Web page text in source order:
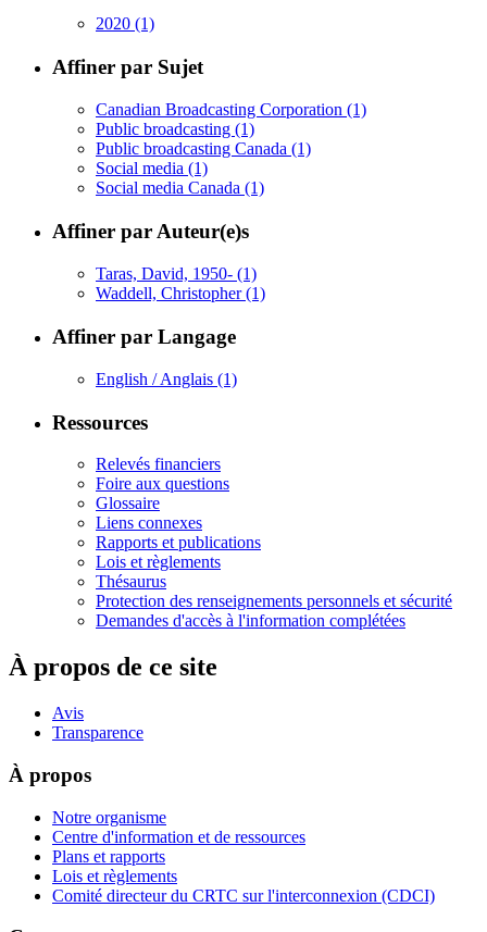
2020 (1)
Affiner par Sujet
Canadian Broadcasting Corporation (1)
Public broadcasting (1)
Public broadcasting Canada (1)
Social media (1)
Social media Canada (1)
Affiner par Auteur(e)s
Taras, David, 1950- (1)
Waddell, Christopher(1)
Affiner par Langage
English / Anglais (1)
Ressources
Relevés financiers
Foire aux questions
Glossaire
Liens connexes
Rapports et publications
Lois et règlements
Thésaurus
Protection des renseignements personnels et sécurité
Demandes d'accès à l'information complétées
À propos de ce site
Avis
Transparence
À propos
Notre organisme
Centre d'information et de ressources
Plans et rapports
Lois et règlements
Comité directeur du CRTC sur l'interconnexion (CDCI)